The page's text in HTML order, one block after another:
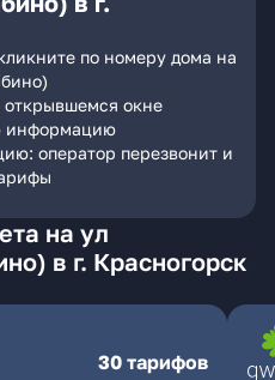
по номеру дома на
окне
информацию
оператор перезвонит и
на ул
в г. Красногорск
30 тарифов